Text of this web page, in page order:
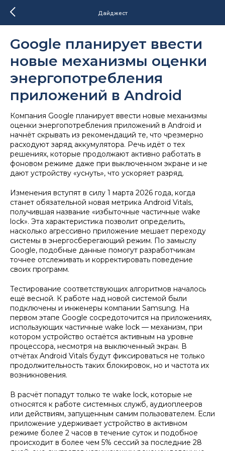
Дайджест
Google планирует ввести
новые механизмы оценки
энергопотребления
приложений в Android
Компания Google планирует ввести новые механизмы
оценки энергопотребления приложений в Android и
начнёт скрывать из рекомендаций те, что чрезмерно
расходуют заряд аккумулятора. Речь идёт о тех
решениях, которые продолжают активно работать в
фоновом режиме даже при выключенном экране и не
дают устройству «уснуть», что ускоряет разряд.
Изменения вступят в силу 1 марта 2026 года, когда
станет обязательной новая метрика Android Vitals,
получившая название «избыточные частичные wake
lock». Эта характеристика позволит определить,
насколько агрессивно приложение мешает переходу
системы в энергосберегающий режим. По замыслу
Google, подобные данные помогут разработчикам
точнее отслеживать и корректировать поведение
своих программ.
Тестирование соответствующих алгоритмов началось
ещё весной. К работе над новой системой были
подключены и инженеры компании Samsung. На
первом этапе Google сосредоточится на приложениях,
использующих частичные wake lock — механизм, при
котором устройство остаётся активным на уровне
процессора, несмотря на выключенный экран. В
отчётах Android Vitals будут фиксироваться не только
продолжительность таких блокировок, но и частота их
возникновения.
В расчёт попадут только те wake lock, которые не
относятся к работе системных служб, аудиоплееров
или действиям, запущенным самим пользователем. Если
приложение удерживает устройство в активном
режиме более 2 часов в течение суток и подобное
происходит в более чем 5% сессий за последние 28